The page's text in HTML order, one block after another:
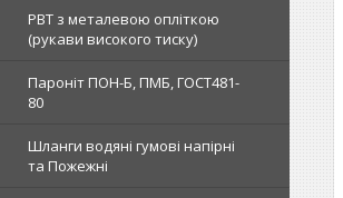
РВТ з металевою опліткою
(рукави високого тиску)
Пароніт ПОН-Б, ПМБ, ГОСТ481-
80
Шланги водяні гумові напірні
та Пожежні